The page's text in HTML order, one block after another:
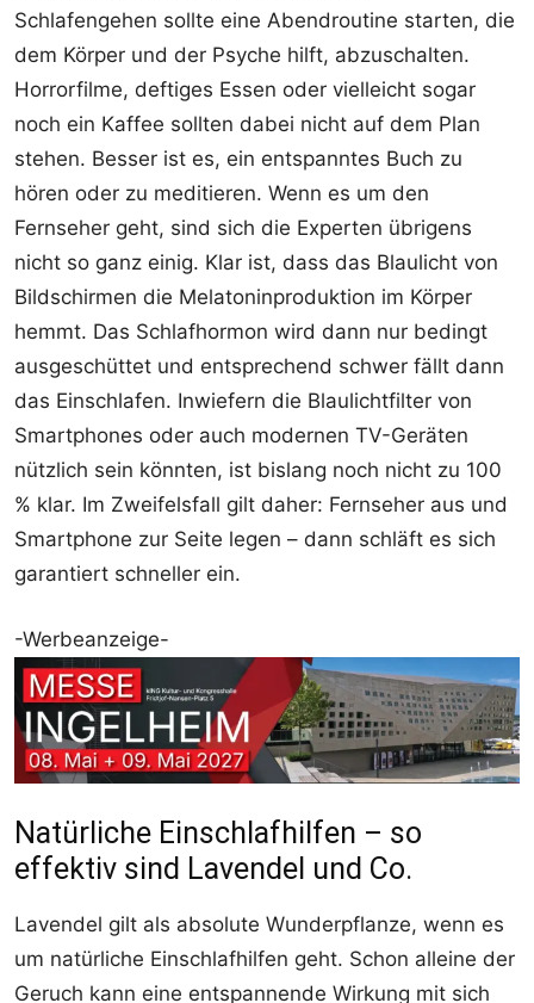
Schlafengehen sollte eine Abendroutine starten, die
dem Körper und der Psyche hilft, abzuschalten.
Horrorfilme, deftiges Essen oder vielleicht sogar
noch ein Kaffee sollten dabei nicht auf dem Plan
stehen. Besser ist es, ein entspanntes Buch zu
hören oder zu meditieren. Wenn es um den
Fernseher geht, sind sich die Experten übrigens
nicht so ganz einig. Klar ist, dass das Blaulicht von
Bildschirmen die Melatoninproduktion im Körper
hemmt. Das Schlafhormon wird dann nur bedingt
ausgeschüttet und entsprechend schwer fällt dann
das Einschlafen. Inwiefern die Blaulichtfilter von
Smartphones oder auch modernen TV-Geräten
nützlich sein könnten, ist bislang noch nicht zu 100
% klar. Im Zweifelsfall gilt daher: Fernseher aus und
Smartphone zur Seite legen – dann schläft es sich
garantiert schneller ein.
-Werbeanzeige-
Natürliche Einschlafhilfen – so
effektiv sind Lavendel und Co.
Lavendel gilt als absolute Wunderpflanze, wenn es
um natürliche Einschlafhilfen geht. Schon alleine der
Geruch kann eine entspannende Wirkung mit sich